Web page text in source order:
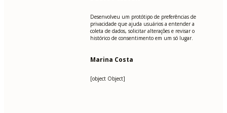
Desenvolveu um protótipo de preferências de
privacidade que ajuda usuários a entender a
coleta de dados, solicitar alterações e revisar o
histórico de consentimento em um só lugar.
Marina Costa
[object Object]